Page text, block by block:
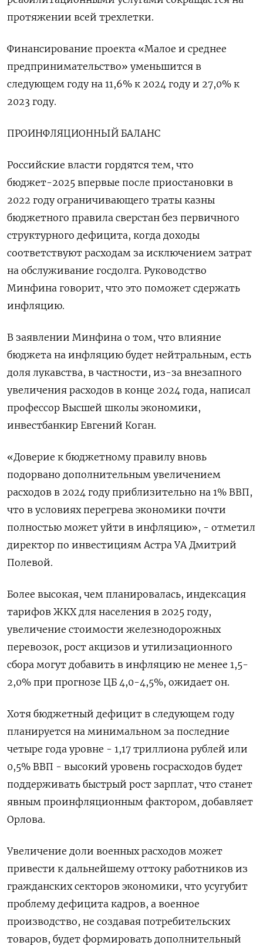
протяжении всей трехлетки.
Финансирование проекта «Малое и среднее
предпринимательство» уменьшится в
следующем году на 11,6% к 2024 году и 27,0% к
2023 году.
ПРОИНФЛЯЦИОННЫЙ БАЛАНС
Российские власти гордятся тем, что
бюджет-2025 впервые после приостановки в
2022 году ограничивающего траты казны
бюджетного правила сверстан без первичного
структурного дефицита, когда доходы
соответствуют расходам за исключением затрат
на обслуживание госдолга. Руководство
Минфина говорит, что это поможет сдержать
инфляцию.
В заявлении Минфина о том, что влияние
бюджета на инфляцию будет нейтральным, есть
доля лукавства, в частности, из-за внезапного
увеличения расходов в конце 2024 года, написал
профессор Высшей школы экономики,
инвестбанкир Евгений Коган.
«Доверие к бюджетному правилу вновь
подорвано дополнительным увеличением
расходов в 2024 году приблизительно на 1% ВВП,
что в условиях перегрева экономики почти
полностью может уйти в инфляцию», - отметил
директор по инвестициям Астра УА Дмитрий
Полевой.
Более высокая, чем планировалась, индексация
тарифов ЖКХ для населения в 2025 году,
увеличение стоимости железнодорожных
перевозок, рост акцизов и утилизационного
сбора могут добавить в инфляцию не менее 1,5-
2,0% при прогнозе ЦБ 4,0-4,5%, ожидает он.
Хотя бюджетный дефицит в следующем году
планируется на минимальном за последние
четыре года уровне - 1,17 триллиона рублей или
0,5% ВВП - высокий уровень госрасходов будет
поддерживать быстрый рост зарплат, что станет
явным проинфляционным фактором, добавляет
Орлова.
Увеличение доли военных расходов может
привести к дальнейшему оттоку работников из
гражданских секторов экономики, что усугубит
проблему дефицита кадров, а военное
производство, не создавая потребительских
товаров, будет формировать дополнительный